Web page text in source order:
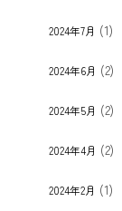
2024年7月 (1)
2024年6月 (2)
2024年5月 (2)
2024年4月 (2)
2024年2月 (1)